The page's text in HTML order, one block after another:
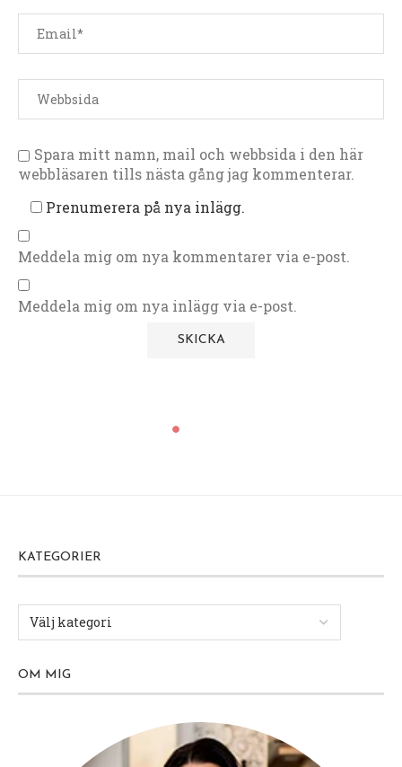
Spara mitt namn, mail och webbsida i den här
webbläsaren tills nästa gång jag kommenterar.
Prenumerera på nya inlägg.
Meddela mig om nya kommentarer via e-post.
Meddela mig om nya inlägg via e-post.
KATEGORIER
OM MIG